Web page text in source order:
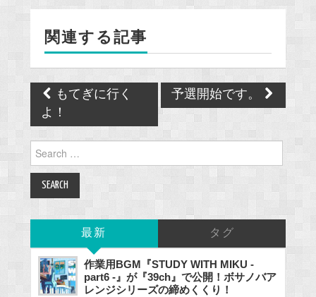
o
k
関連する記事
Post
navigation
もてぎに行く
よ！
予選開始です。
Search
for:
最新 タグ
作業用BGM『STUDY WITH MIKU -
part6 -』が『39ch』で公開！ボサノバア
レンジシリーズの締めくくり！